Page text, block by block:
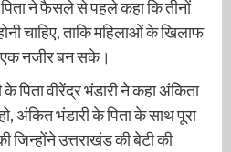
ने फैसले से पहले कहा कि तीनों
चाहिए, ताकि महिलाओं के खिलाफ
एक नजीर बन सके।
वीरेंद्र भंडारी ने कहा अंकिता
अंकित भंडारी के पिता के साथ पूरा
जिन्होंने उत्तराखंड की बेटी की